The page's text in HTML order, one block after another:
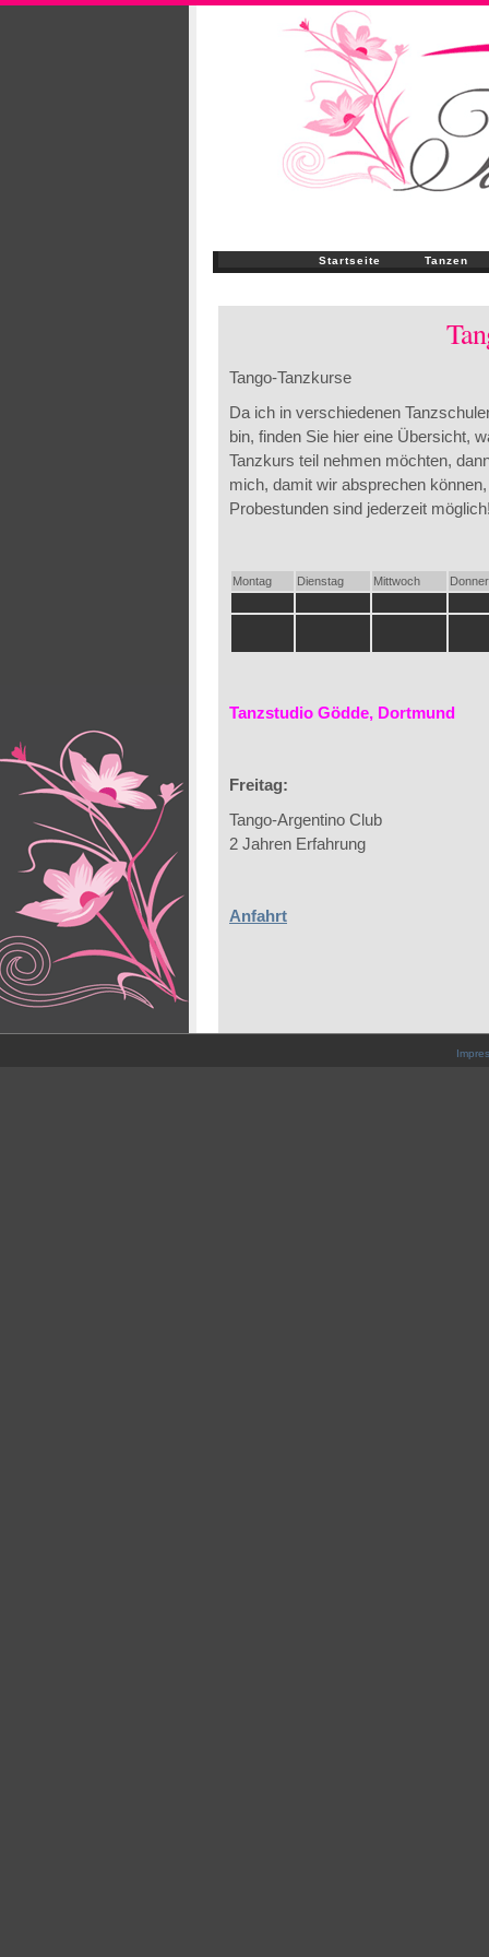
Startseite Tanzen
Tango-Tanzkurse
Da ich in verschiedenen
bin, finden Sie hier eine Übersicht,
Tanzkurs teil nehmen möchten,
mich, damit wir absprechen
Probestunden sind jederzeit
Montag Dienstag Mittwoch
Tanzstudio Gödde, Dortmund
Freitag:
Tango-Argentino Club
2 Jahren Erfahrung
Anfahrt